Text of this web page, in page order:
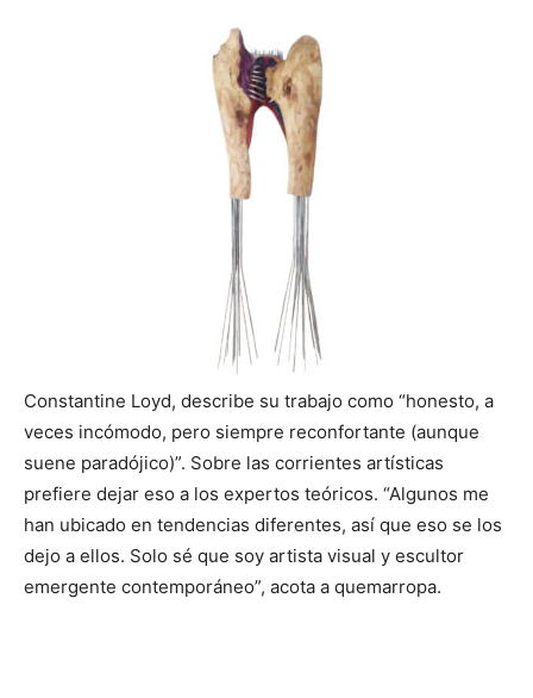
Constantine Loyd, describe su trabajo como “honesto, a
veces incómodo, pero siempre reconfortante (aunque
suene paradójico)”. Sobre las corrientes artísticas
prefiere dejar eso a los expertos teóricos. “Algunos me
han ubicado en tendencias diferentes, así que eso se los
dejo a ellos. Solo sé que soy artista visual y escultor
emergente contemporáneo”, acota a quemarropa.